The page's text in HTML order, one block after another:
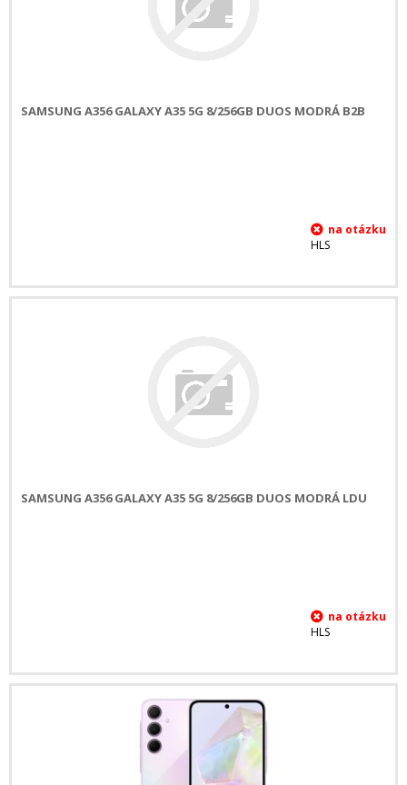
SAMSUNG A356 GALAXY A35 5G 8/256GB DUOS MODRÁ B2B
HLS
SAMSUNG A356 GALAXY A35 5G 8/256GB DUOS MODRÁ LDU
HLS